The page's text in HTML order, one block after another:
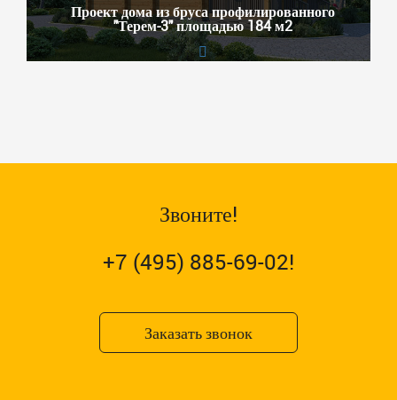
Проект дома из бруса профилированного
"Терем-3" площадью 184 м2
Звоните!
+7 (495) 885-69-02!
Заказать звонок